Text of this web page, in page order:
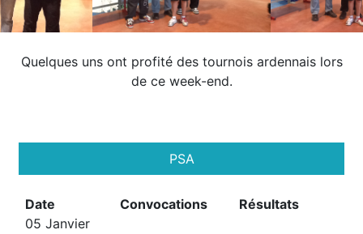
Quelques uns ont profité des tournois ardennais lors
de ce week-end.
PSA
Date
05 Janvier
Convocations Résultats